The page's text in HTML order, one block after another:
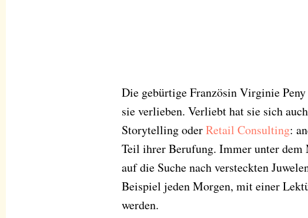
Die gebürtige Französin Virginie
sie verlieben. Verliebt hat sie sich
Storytelling oderRetail Consulting:
Teil ihrer Berufung. Immer unter
auf die Suche nach versteckten
Beispiel jeden Morgen, mit einer
werden.